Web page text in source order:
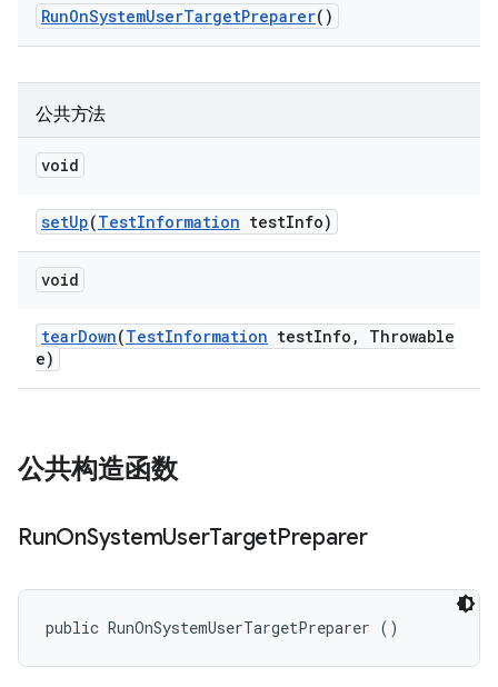
RunOnSystemUserTargetPreparer()
公共方法
void
setUp(TestInformation testInfo)
void
tearDown(TestInformation testInfo ,
Throwable
e)
公共构造函数
RunOnSystemUserTargetPreparer
public RunOnSystemUserTargetPreparer ()